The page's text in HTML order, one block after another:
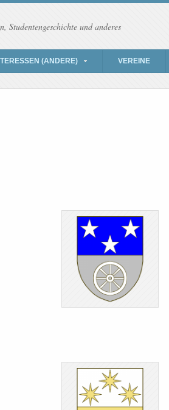
Studentengeschichte und anderes
(ANDERE) VEREINE